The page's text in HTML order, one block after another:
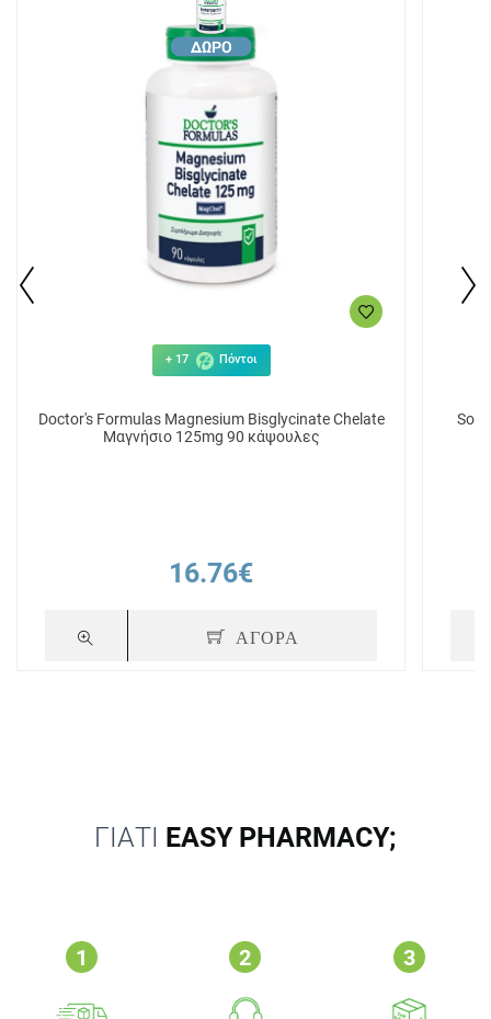
+ 17 Πόντοι
Doctor's Formulas Magnesium Bisglycinate Chelate
Μαγνήσιο 125mg 90 κάψουλες
16.76€
ΑΓΟΡΑ
ΓΙΑΤΙ EASY PHARMACY;